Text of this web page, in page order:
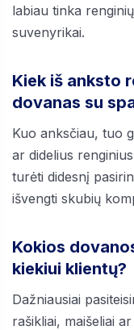
labiau tinka
suvenyrikai.
Kiek iš anksto
dovanas su
Kuo anksčiau, tuo
ar didelius
turėti didesnį
išvengti skubių
Kokios
kiekiui klientų?
Dažniausiai
rašikliai, maišeliai